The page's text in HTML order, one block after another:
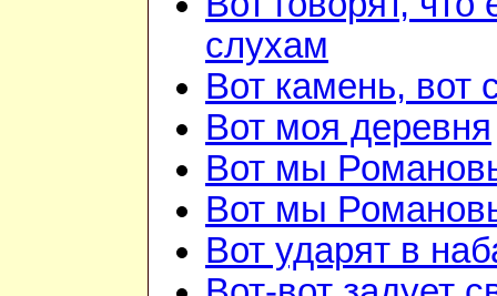
слухам
Вот камень, вот
Вот моя деревня
Вот мы
Вот мы
Вот ударят в